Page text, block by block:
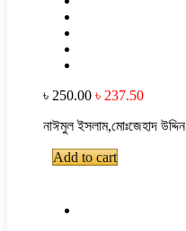
৳ 250.00 ৳ 237.50
নাঈমুল ইসলাম,মোঃজেহাদ উদ্দিন
Add to cart